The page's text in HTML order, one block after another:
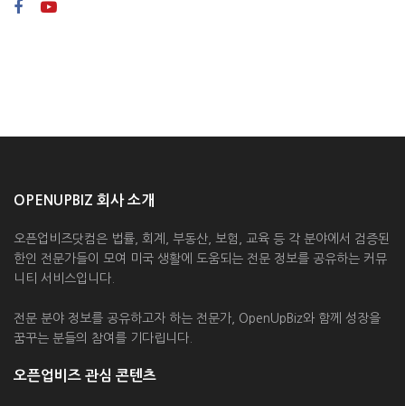
OPENUPBIZ 회사 소개
오픈업비즈닷컴은 법률, 회계, 부동산, 보험, 교육 등 각 분야에서 검증된
한인 전문가들이 모여 미국 생활에 도움되는 전문 정보를 공유하는 커뮤
니티 서비스입니다.
전문 분야 정보를 공유하고자 하는 전문가, OpenUpBiz와 함께 성장을
꿈꾸는 분들의 참여를 기다립니다.
오픈업비즈 관심 콘텐츠